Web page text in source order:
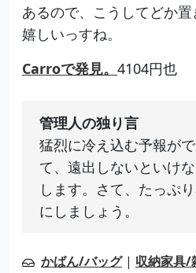
あるので、こうしてどか
嬉しいっすね。
Carroで発見。 4104円也
管理人の独り言
猛烈に冷え込む予報が
て、遠出しないといけ
します。さて、たっぷ
にしましょう。
かばん/バッグ| 収納家具/